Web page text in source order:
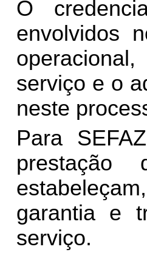
O
envolvidos
serviço e o
neste
Para
garantia e
serviço.